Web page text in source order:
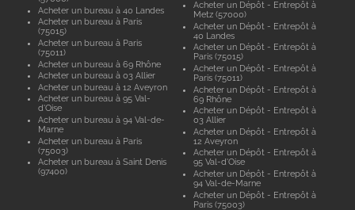
Acheter un bureau à 40 Landes
Acheter un bureau à Paris
(75015)
Acheter un bureau à Paris
(75011)
Acheter un bureau à 69 Rhône
Acheter un bureau à 03 Allier
Acheter un bureau à 12 Aveyron
Acheter un bureau à 95 Val-
d'Oise
Acheter un bureau à 94 Val-de-
Marne
Acheter un bureau à Paris
(75003)
Acheter un bureau à Saint Denis
(97400)
Acheter un Dépôt - Entrepôt à
Metz (57000)
Acheter un Dépôt - Entrepôt à
40 Landes
Acheter un Dépôt - Entrepôt à
Paris (75015)
Acheter un Dépôt - Entrepôt à
Paris (75011)
Acheter un Dépôt - Entrepôt à
69 Rhône
Acheter un Dépôt - Entrepôt à
03 Allier
Acheter un Dépôt - Entrepôt à
12 Aveyron
Acheter un Dépôt - Entrepôt à
95 Val-d'Oise
Acheter un Dépôt - Entrepôt à
94 Val-de-Marne
Acheter un Dépôt - Entrepôt à
Paris (75003)